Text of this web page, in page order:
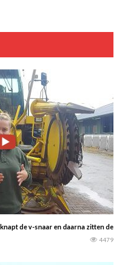
de v-snaar en daarna zitten de
4479